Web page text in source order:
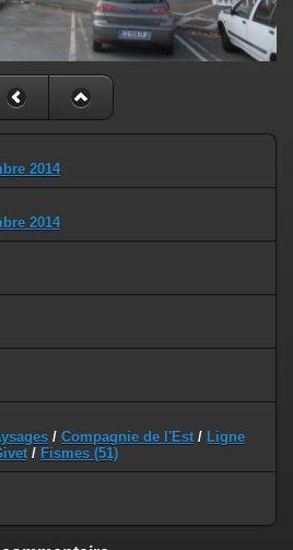
2014
2014
/ Compagnie de l'Est / Ligne
/ Fismes (51)